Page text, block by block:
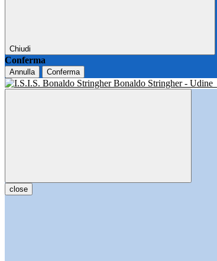
Chiudi
Conferma
Annulla Conferma
Bonaldo Stringher - Udine
close